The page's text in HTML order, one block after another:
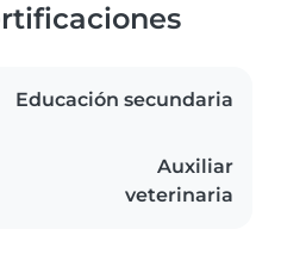
Educación secundaria
Auxiliar
veterinaria